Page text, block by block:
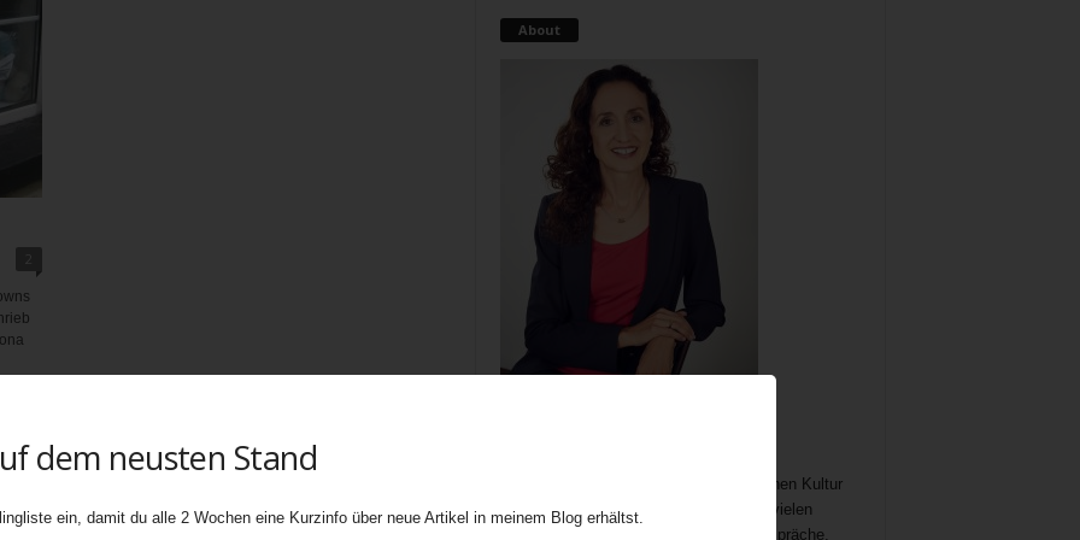
About
unerschöpflicher Bestandteil der britischen Kultur
bietet Gelegenheit zum Austausch auf vielen
Ebenen. In meine Teatime gehören Gespräche,
dem neusten Stand
ein, damit du alle 2 Wochen eine Kurzinfo über neue Artikel in meinem Blog erhältst.